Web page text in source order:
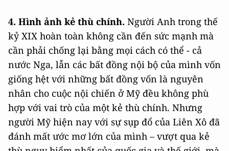
4. Hình ảnh kẻ thù chính. Người Anh trong thế
kỷ XIX hoàn toàn không cần đến sức mạnh mà
cần phải chống lại bằng mọi cách có thể - cả
nước Nga, lẫn các bất đồng nội bộ của mình vốn
giống hệt với những bất đồng vốn là nguyên
nhân cho cuộc nội chiến ở Mỹ đều không phù
hợp với vai trò của một kẻ thù chính. Nhưng
người Mỹ hiện nay với sự sụp đổ của Liên Xô đã
đánh mất ước mơ lớn của mình – vượt qua kẻ